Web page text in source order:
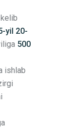
yil 20-
500
ishlab